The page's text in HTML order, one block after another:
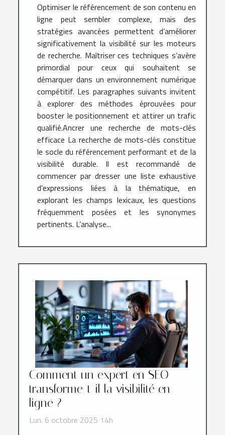
Optimiser le référencement de son contenu en
ligne peut sembler complexe, mais des
stratégies avancées permettent d’améliorer
significativement la visibilité sur les moteurs
de recherche. Maîtriser ces techniques s’avère
primordial pour ceux qui souhaitent se
démarquer dans un environnement numérique
compétitif. Les paragraphes suivants invitent
à explorer des méthodes éprouvées pour
booster le positionnement et attirer un trafic
qualifié.Ancrer une recherche de mots-clés
efficace La recherche de mots-clés constitue
le socle du référencement performant et de la
visibilité durable. Il est recommandé de
commencer par dresser une liste exhaustive
d'expressions liées à la thématique, en
explorant les champs lexicaux, les questions
fréquemment posées et les synonymes
pertinents. L’analyse...
Comment un expert en SEO
transforme-t-il la visibilité en
ligne ?
Lun. 6 octobre 2025 14h